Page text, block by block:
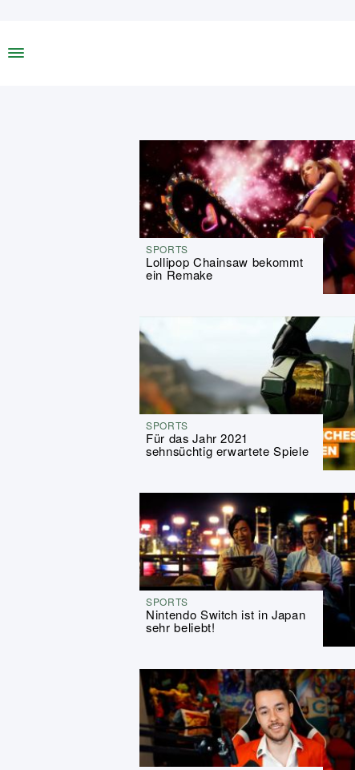
SPORTS
Lollipop Chainsaw bekommt
ein Remake
SPORTS
Für das Jahr 2021
sehnsüchtig erwartete Spiele
SPORTS
Nintendo Switch ist in Japan
sehr beliebt!